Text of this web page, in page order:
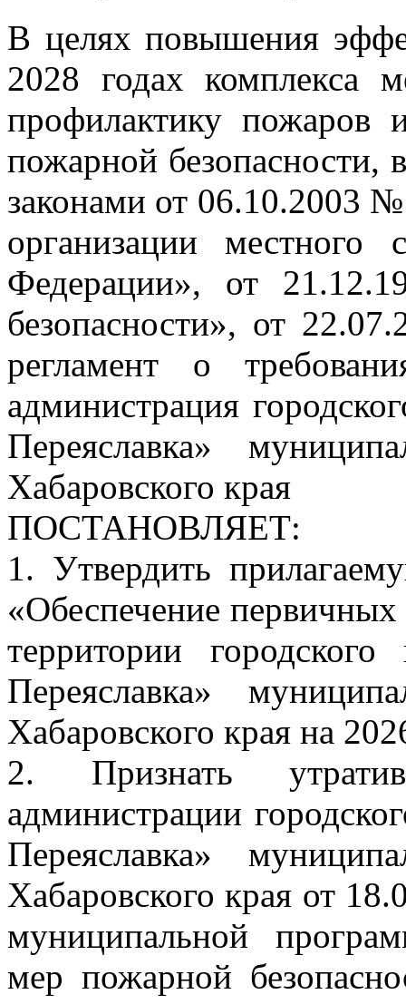
В целях повышения
2028 годах комплекса
профилактику пожаров
пожарной безопасности,
законами от 06.10.2003
организации местного
Федерации», от
безопасности», от
регламент о
администрация
Переяславка»
Хабаровского края
ПОСТАНОВЛЯЕТ:
1. Утвердить
«Обеспечение
территории
Переяславка»
Хабаровского края на
2. Признать
администрации
Переяславка»
Хабаровского края от
муниципальной
мер пожарной